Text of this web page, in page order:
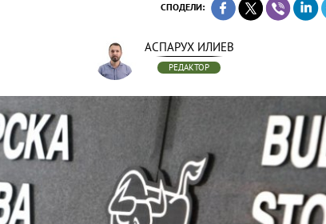
СПОДЕЛИ:
АСПАРУХ ИЛИЕВ
РЕДАКТОР